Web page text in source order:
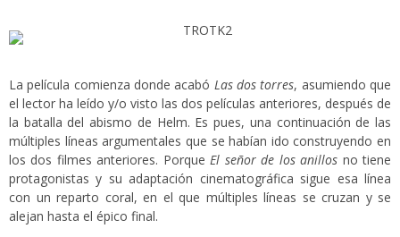
La película comienza donde acabó Las dos torres, asumiendo que
el lector ha leído y/o visto las dos películas anteriores, después de
la batalla del abismo de Helm. Es pues, una continuación de las
múltiples líneas argumentales que se habían ido construyendo en
los dos filmes anteriores. PorqueEl señor de los anillos no tiene
protagonistas y su adaptación cinematográfica sigue esa línea
con un reparto coral, en el que múltiples líneas se cruzan y se
alejan hasta el épico final.